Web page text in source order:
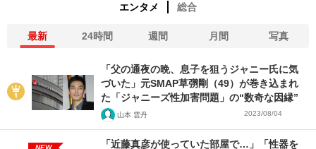
エンタメ 総合
最新 24時間 週間 月間 写真
「父の通夜の晩、息子を狙うジャニー氏に気
づいた」元SMAP草彅剛（49）が巻き込まれ
た「ジャニーズ性加害問題」の“数奇な因縁”
山本 雲丹 2023/08/04
NEW
「近藤真彦が使っていた部屋で…」「性器を